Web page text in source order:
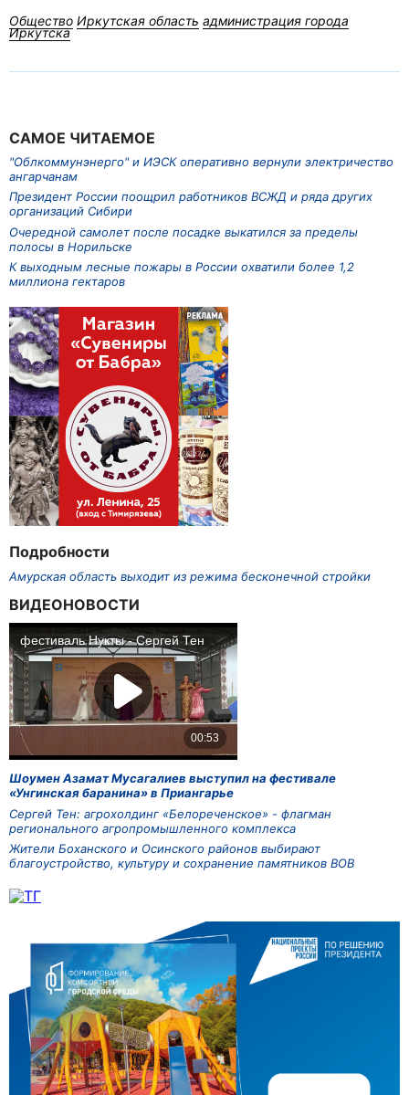
Общество Иркутская область администрация города
Иркутска
САМОЕ ЧИТАЕМОЕ
"Облкоммунэнерго" и ИЭСК оперативно вернули электричество
ангарчанам
Президент России поощрил работников ВСЖД и ряда других
организаций Сибири
Очередной самолет после посадке выкатился за пределы
полосы в Норильске
К выходным лесные пожары в России охватили более 1,2
миллиона гектаров
Подробности
Амурская область выходит из режима бесконечной стройки
ВИДЕОНОВОСТИ
Шоумен Азамат Мусагалиев выступил на фестивале
«Унгинская баранина» в Приангарье
Сергей Тен: агрохолдинг «Белореченское» - флагман
регионального агропромышленного комплекса
Жители Боханского и Осинского районов выбирают
благоустройство, культуру и сохранение памятников ВОВ